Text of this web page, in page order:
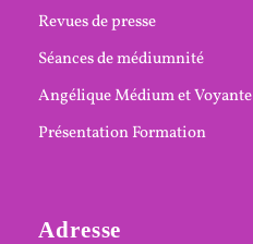
Revues de presse
Séances de médiumnité
Angélique Médium et Voyante
Présentation Formation
Adresse